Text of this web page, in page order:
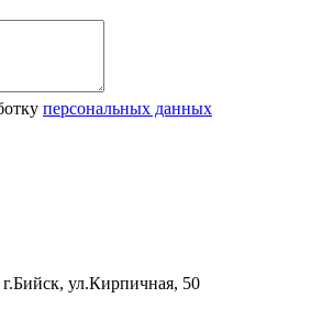
персональных данных
ул.Кирпичная, 50